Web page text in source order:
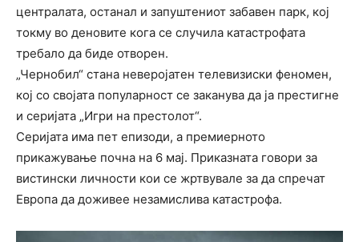
централата, останал и запуштениот забавен парк, кој
токму во деновите кога се случила катастрофата
требало да биде отворен.
„Чернобил“ стана неверојатен телевизиски феномен,
кој со својата популарност се заканува да ја престигне
и серијата „Игри на престолот“.
Серијата има пет епизоди, а премиерното
прикажување почна на 6 мај. Приказната говори за
вистински личности кои се жртвувале за да спречат
Европа да доживее незамислива катастрофа.